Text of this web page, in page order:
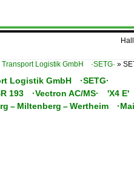
Logistik GmbH ·SETG· »
Logistik GmbH ·SETG·
193 ·Vectron AC/MS· 'X4
– Miltenberg – Wertheim